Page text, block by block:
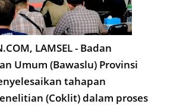
LAMSEL - Badan
Umum (Bawaslu) Provinsi
tahapan
(Coklit) dalam proses